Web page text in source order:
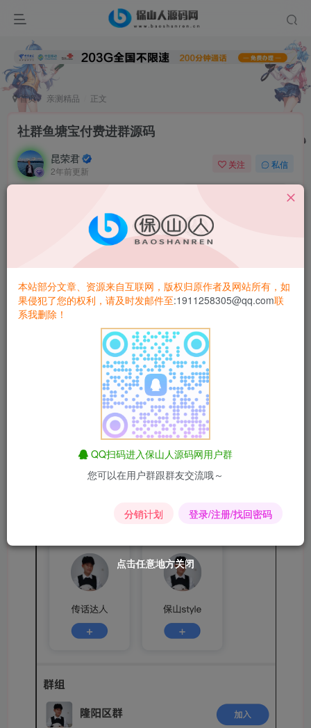
首页 亲测精品 正文
社群鱼塘宝付费进群源码
昆荣君
2年前更新
关注 私信
社群鱼塘宝付费进群系统源码
可独立设置人脉好友功能，单独设置公众号关注，好友添
加，广告头图等功能
小程序源码端已丢失，使用公众号h5功能依旧
https://www.baoshanren.cn/archives/85
点击任意地方关闭
点击任意地方关闭
点击任意地方关闭
点击任意地方关闭
点击任意地方关闭
点击任意地方关闭
本站部分文章、资源来自互联网，版权归原作者及网站所有，如
果侵犯了您的权利，请及时发邮件至:1911258305@qq.com联
系我删除！
QQ扫码进入保山人源码网用户群
您可以在用户群跟群友交流哦～
分销计划 登录/注册/找回密码